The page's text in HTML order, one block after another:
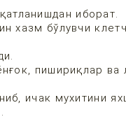
иборат.
бўлувчи
пишириқлар ва
ичак мухитини